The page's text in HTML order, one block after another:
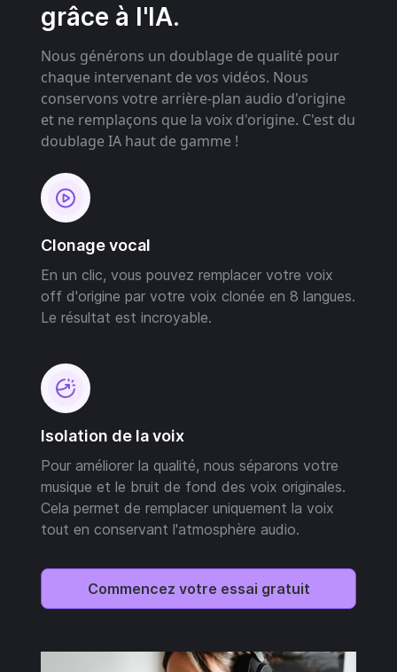
grâce à l'IA.
Nous générons un doublage de qualité pour
chaque intervenant de vos vidéos. Nous
conservons votre arrière-plan audio d'origine
et ne remplaçons que la voix d'origine. C'est du
doublage IA haut de gamme !
Clonage vocal
En un clic, vous pouvez remplacer votre voix
off d'origine par votre voix clonée en 8 langues.
Le résultat est incroyable.
Isolation de la voix
Pour améliorer la qualité, nous séparons votre
musique et le bruit de fond des voix originales.
Cela permet de remplacer uniquement la voix
tout en conservant l'atmosphère audio.
Commencez votre essai gratuit